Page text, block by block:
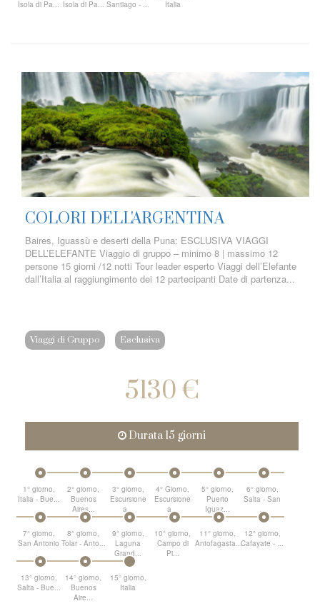
Isola di Pa... Isola di Pa... Santiago - ...
Italia
COLORI DELL'ARGENTINA
Baires, Iguassù e deserti della Puna: ESCLUSIVA VIAGGI
DELL’ELEFANTE Viaggio di gruppo – minimo 8 | massimo 12
persone 15 giorni /12 notti Tour leader esperto Viaggi dell’Elefante
dall’Italia al raggiungimento dei 12 partecipanti Date di partenza...
Viaggi di Gruppo Esclusiva
5130 €
Durata 15 giorni
1° giorno,
Italia - Bue...
2° giorno,
Buenos
Aires...
3° giorno,
Escursione
a...
4° Giorno,
Escursione
a...
5° giorno,
Puerto
Iguaz...
6° giorno,
Salta - San
...
7° giorno,
San Antonio
...
8° giorno,
Tolar - Anto...
9° giorno,
Laguna
Grand...
10° giorno,
Campo di
Pi...
11° giorno,
Antofagasta...
12° giorno,
Cafayate - ...
13° giorno,
Salta - Bue...
14° giorno,
Buenos
Aire...
15° giorno,
Italia